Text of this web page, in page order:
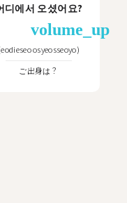
디에서 오셨어요?
volume_up
eodieseo osyeosseoyo)
ご出身は？